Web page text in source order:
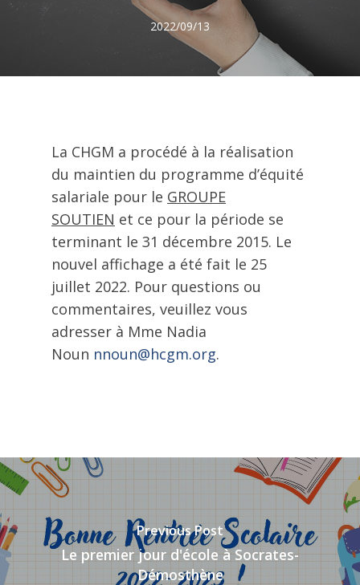
2022/09/13
La CHGM a procédé à la réalisation
du maintien du programme d’équité
salariale pour le GROUPE
SOUTIEN et ce pour la période se
terminant le 31 décembre 2015. Le
nouvel affichage a été fait le 25
juillet 2022. Pour questions ou
commentaires, veuillez vous
adresser à Mme Nadia
Noun nnoun@hcgm.org.
Previous Post
Le premier jour d'école à Socrates-
Démosthène